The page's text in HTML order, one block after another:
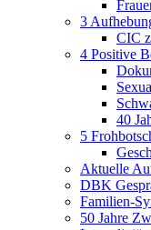
3
CIC
4 Positive
40
5
Aktuelle
DBK
Familien-
50 Jahre